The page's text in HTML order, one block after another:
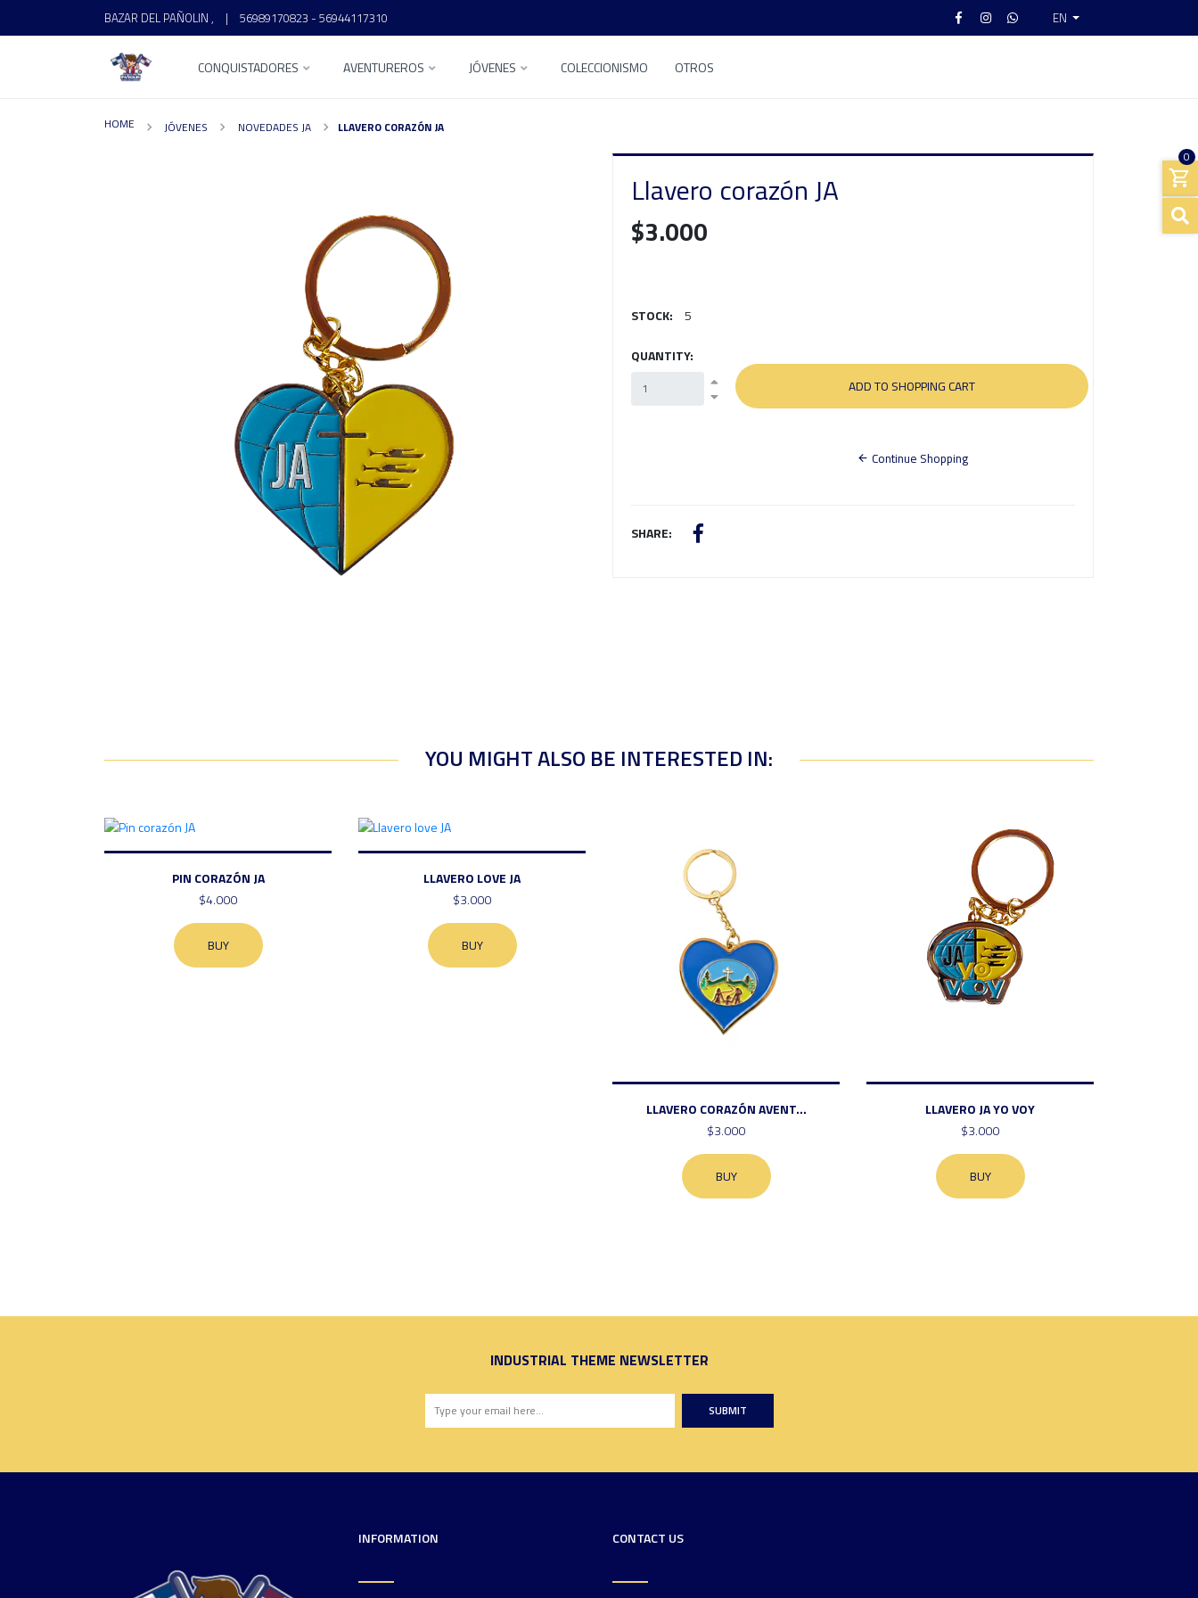
BAZAR DEL PAÑOLIN , | 56989170823 - 56944117310 EN
CONQUISTADORES AVENTUREROS JÓVENES COLECCIONISMO OTROS
0
HOME JÓVENES NOVEDADES JA LLAVERO CORAZÓN JA
Llavero corazón JA
$3.000
STOCK: 5
QUANTITY:
Continue Shopping
SHARE:
YOU MIGHT ALSO BE INTERESTED IN:
PIN CORAZÓN JA
$4.000
BUY
LLAVERO LOVE JA
$3.000
BUY
LLAVERO CORAZÓN AVENT...
$3.000
BUY
LLAVERO JA YO VOY
$3.000
BUY
INDUSTRIAL THEME NEWSLETTER
SUBMIT
INFORMATION CONTACT US